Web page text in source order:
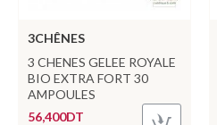
3CHÊNES
3 CHENES GELEE ROYALE
BIO EXTRA FORT 30
AMPOULES
56,400DT